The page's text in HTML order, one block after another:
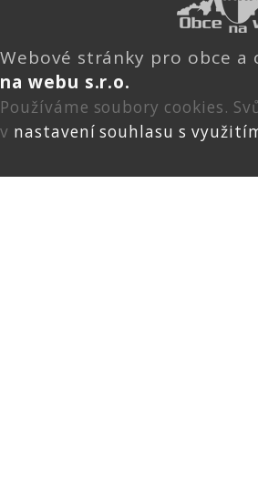
Webové stránky pro obce
na webu s.r.o.
Používáme soubory cookies.
v nastavení souhlasu s